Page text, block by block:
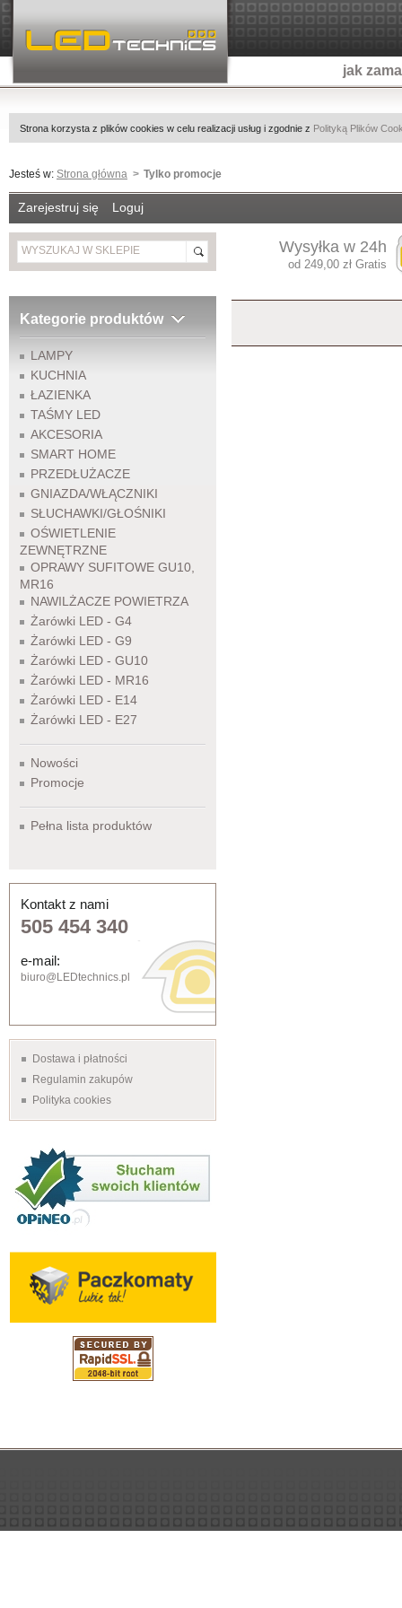
jak
Strona korzysta z plików cookies w celu realizacji usług i zgodnie z Polityką Plików
Jesteś w: Strona główna Tylko promocje
Zarejestruj się Loguj
Wysyłka w 24h
od 249,00 zł Gratis
Kategorie produktów
LAMPY
KUCHNIA
ŁAZIENKA
TAŚMY LED
AKCESORIA
SMART HOME
PRZEDŁUŻACZE
GNIAZDA/WŁĄCZNIKI
SŁUCHAWKI/GŁOŚNIKI
OŚWIETLENIE
ZEWNĘTRZNE
OPRAWY SUFITOWE GU10,
MR16
NAWILŻACZE POWIETRZA
Żarówki LED - G4
Żarówki LED - G9
Żarówki LED - GU10
Żarówki LED - MR16
Żarówki LED - E14
Żarówki LED - E27
Nowości
Promocje
Pełna lista produktów
Kontakt z nami
505 454 340
e-mail:
biuro@LEDtechnics.pl
Dostawa i płatności
Regulamin zakupów
Polityka cookies